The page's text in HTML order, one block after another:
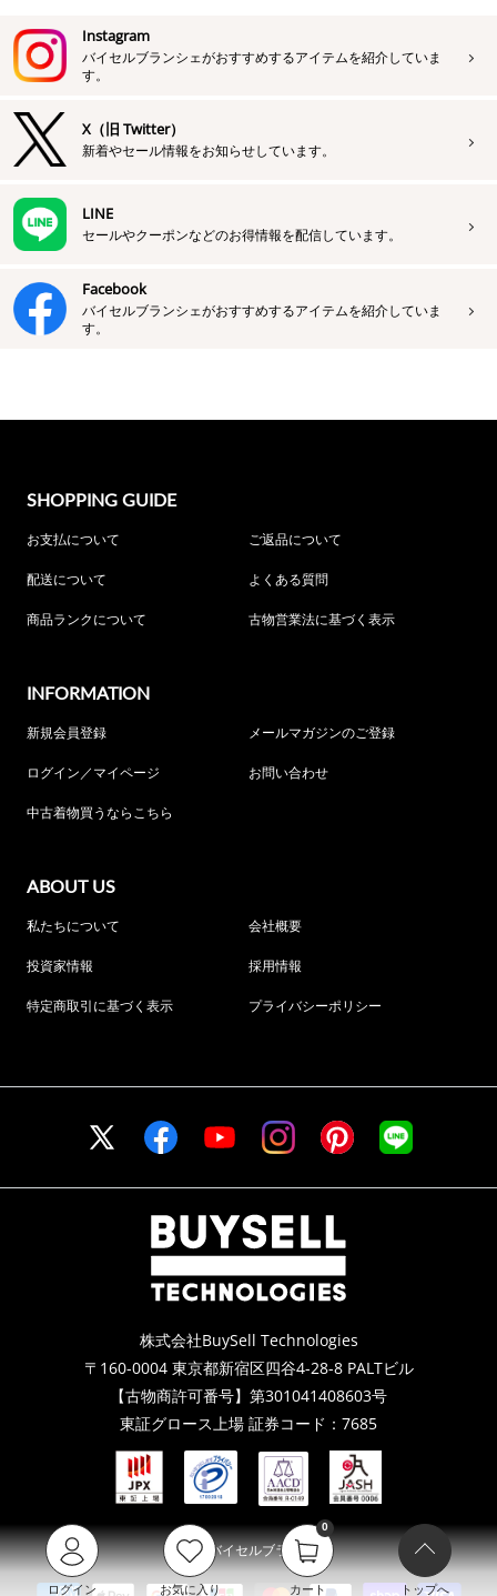
ログイン お気に入り
0
カート トップへ
Instagram
バイセルブランシェがおすすめするアイテムを紹介していま
す。
X（旧 Twitter）
新着やセール情報をお知らせしています。
LINE
セールやクーポンなどのお得情報を配信しています。
Facebook
バイセルブランシェがおすすめするアイテムを紹介していま
す。
SHOPPING GUIDE
お支払について ご返品について
配送について よくある質問
商品ランクについて 古物営業法に基づく表示
INFORMATION
新規会員登録 メールマガジンのご登録
ログイン／マイページ お問い合わせ
中古着物買うならこちら
ABOUT US
私たちについて 会社概要
投資家情報 採用情報
特定商取引に基づく表示 プライバシーポリシー
株式会社BuySell Technologies
〒160-0004 東京都新宿区四谷4-28-8 PALTビル
【古物商許可番号】第301041408603号
東証グロース上場 証券コード：7685
© 2026 バイセルブランシェ